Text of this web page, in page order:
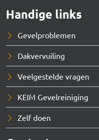
Handige links
Gevelproblemen
Dakvervuiling
Veelgestelde vragen
KEIM Gevelreiniging
Zelf doen